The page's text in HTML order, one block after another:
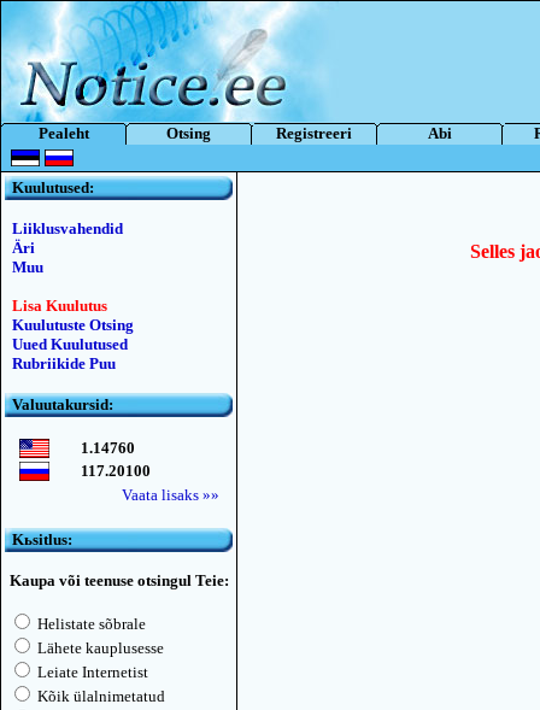
Pealeht Otsing Registreeri Abi
Kuulutused:
Liiklusvahendid
Äri
Muu
Lisa Kuulutus
Kuulutuste Otsing
Uued Kuulutused
Rubriikide Puu
Valuutakursid:
1.14760
117.20100
Vaata lisaks »»
Kьsitlus:
Kaupa või teenuse otsingul Teie:
Helistate sõbrale
Lähete kauplusesse
Leiate Internetist
Kõik ülalnimetatud
Selles